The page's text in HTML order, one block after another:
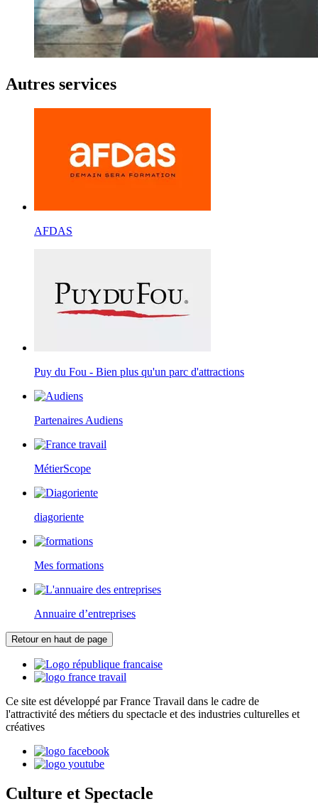
Autres services
AFDAS
Puy du Fou - Bien plus qu'un parc d'attractions
Partenaires Audiens
MétierScope
diagoriente
Mes formations
Annuaire d’entreprises
Retour en haut de page
Ce site est développé par France Travail dans le cadre de
l'attractivité des métiers du spectacle et des industries culturelles et
créatives
Culture et Spectacle